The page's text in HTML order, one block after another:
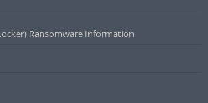
Ransomware Information